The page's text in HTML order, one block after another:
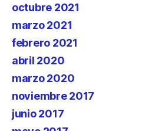
octubre 2021
marzo 2021
febrero 2021
abril 2020
marzo 2020
noviembre 2017
junio 2017